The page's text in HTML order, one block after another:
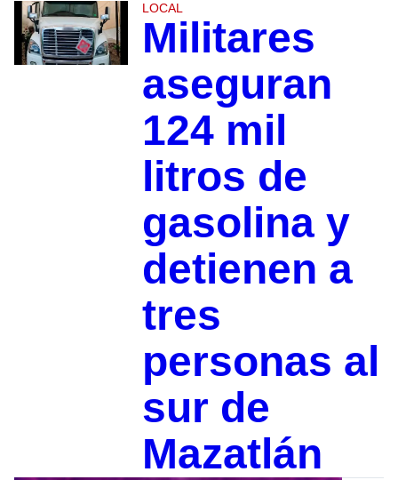
LOCAL
Militares
aseguran
124 mil
litros de
gasolina y
detienen a
tres
personas al
sur de
Mazatlán